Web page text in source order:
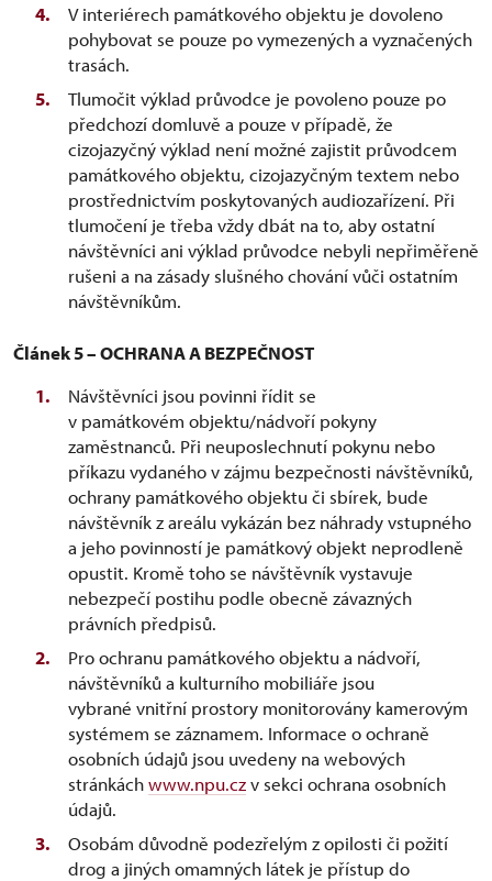
V interiérech památkového objektu je dovoleno
pohybovat se pouze po vymezených a vyznačených
trasách.
Tlumočit výklad průvodce je povoleno pouze po
předchozí domluvě a pouze v případě, že
cizojazyčný výklad není možné zajistit průvodcem
památkového objektu, cizojazyčným textem nebo
prostřednictvím poskytovaných audiozařízení. Při
tlumočení je třeba vždy dbát na to, aby ostatní
návštěvníci ani výklad průvodce nebyli nepřiměřeně
rušeni a na zásady slušného chování vůči ostatním
návštěvníkům.
Článek 5 – OCHRANA A BEZPEČNOST
Návštěvníci jsou povinni řídit se
v památkovém objektu/nádvoří pokyny
zaměstnanců. Při neuposlechnutí pokynu nebo
příkazu vydaného v zájmu bezpečnosti návštěvníků,
ochrany památkového objektu či sbírek, bude
návštěvník z areálu vykázán bez náhrady vstupného
a jeho povinností je památkový objekt neprodleně
opustit. Kromě toho se návštěvník vystavuje
nebezpečí postihu podle obecně závazných
právních předpisů.
Pro ochranu památkového objektu a nádvoří,
návštěvníků a kulturního mobiliáře jsou
vybrané vnitřní prostory monitorovány kamerovým
systémem se záznamem. Informace o ochraně
osobních údajů jsou uvedeny na webových
stránkáchwww.npu.czv sekci ochrana osobních
údajů.
Osobám důvodně podezřelým z opilosti či požití
drog a jiných omamných látek je přístup do